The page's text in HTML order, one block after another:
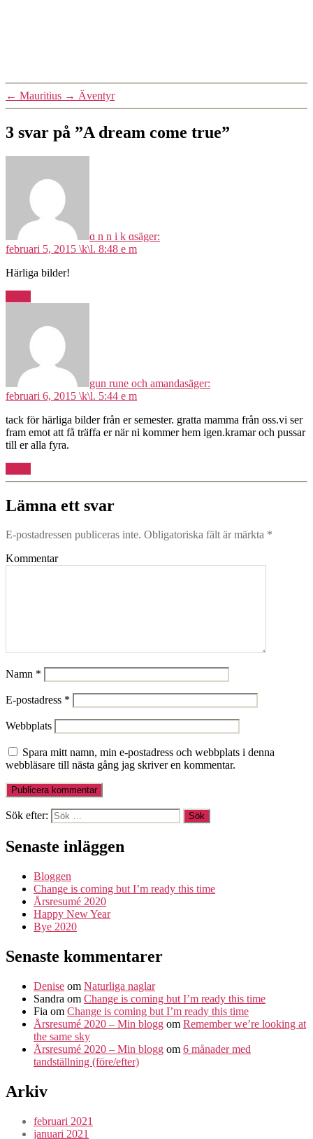
← Mauritius → Äventyr
3 svar på ”A dream come true”
ɑ n n i k ɑsäger:
februari 5, 2015 \k\l. 8:48 e m
Härliga bilder!
gun rune och amandasäger:
februari 6, 2015 \k\l. 5:44 e m
tack för härliga bilder från er semester. gratta mamma från oss.vi ser
fram emot att få träffa er när ni kommer hem igen.kramar och pussar
till er alla fyra.
Lämna ett svar
E-postadressen publiceras inte. Obligatoriska fält är märkta *
Kommentar
Namn *
E-postadress *
Webbplats
Spara mitt namn, min e-postadress och webbplats i denna
webbläsare till nästa gång jag skriver en kommentar.
Sök efter:
Senaste inläggen
Bloggen
Change is coming but I’m ready this time
Årsresumé 2020
Happy New Year
Bye 2020
Senaste kommentarer
Denise om Naturliga naglar
Sandra om Change is coming but I’m ready this time
Fia om Change is coming but I’m ready this time
Årsresumé 2020 – Min blogg om Remember we’re looking at
the same sky
Årsresumé 2020 – Min blogg om 6 månader med
tandställning (före/efter)
Arkiv
februari 2021
januari 2021